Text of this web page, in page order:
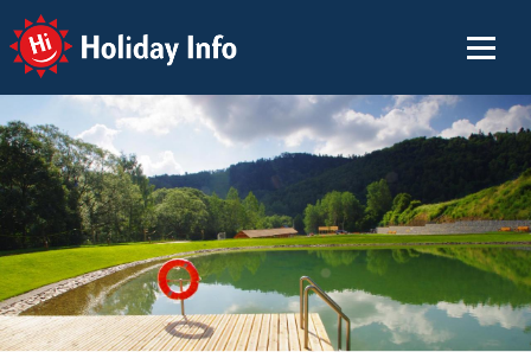
Holiday Info